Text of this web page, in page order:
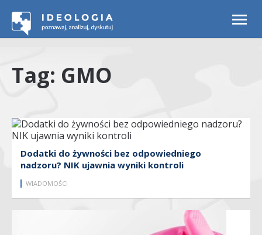
Tag: GMO
Dodatki do żywności bez odpowiedniego
nadzoru? NIK ujawnia wyniki kontroli
WIADOMOŚCI